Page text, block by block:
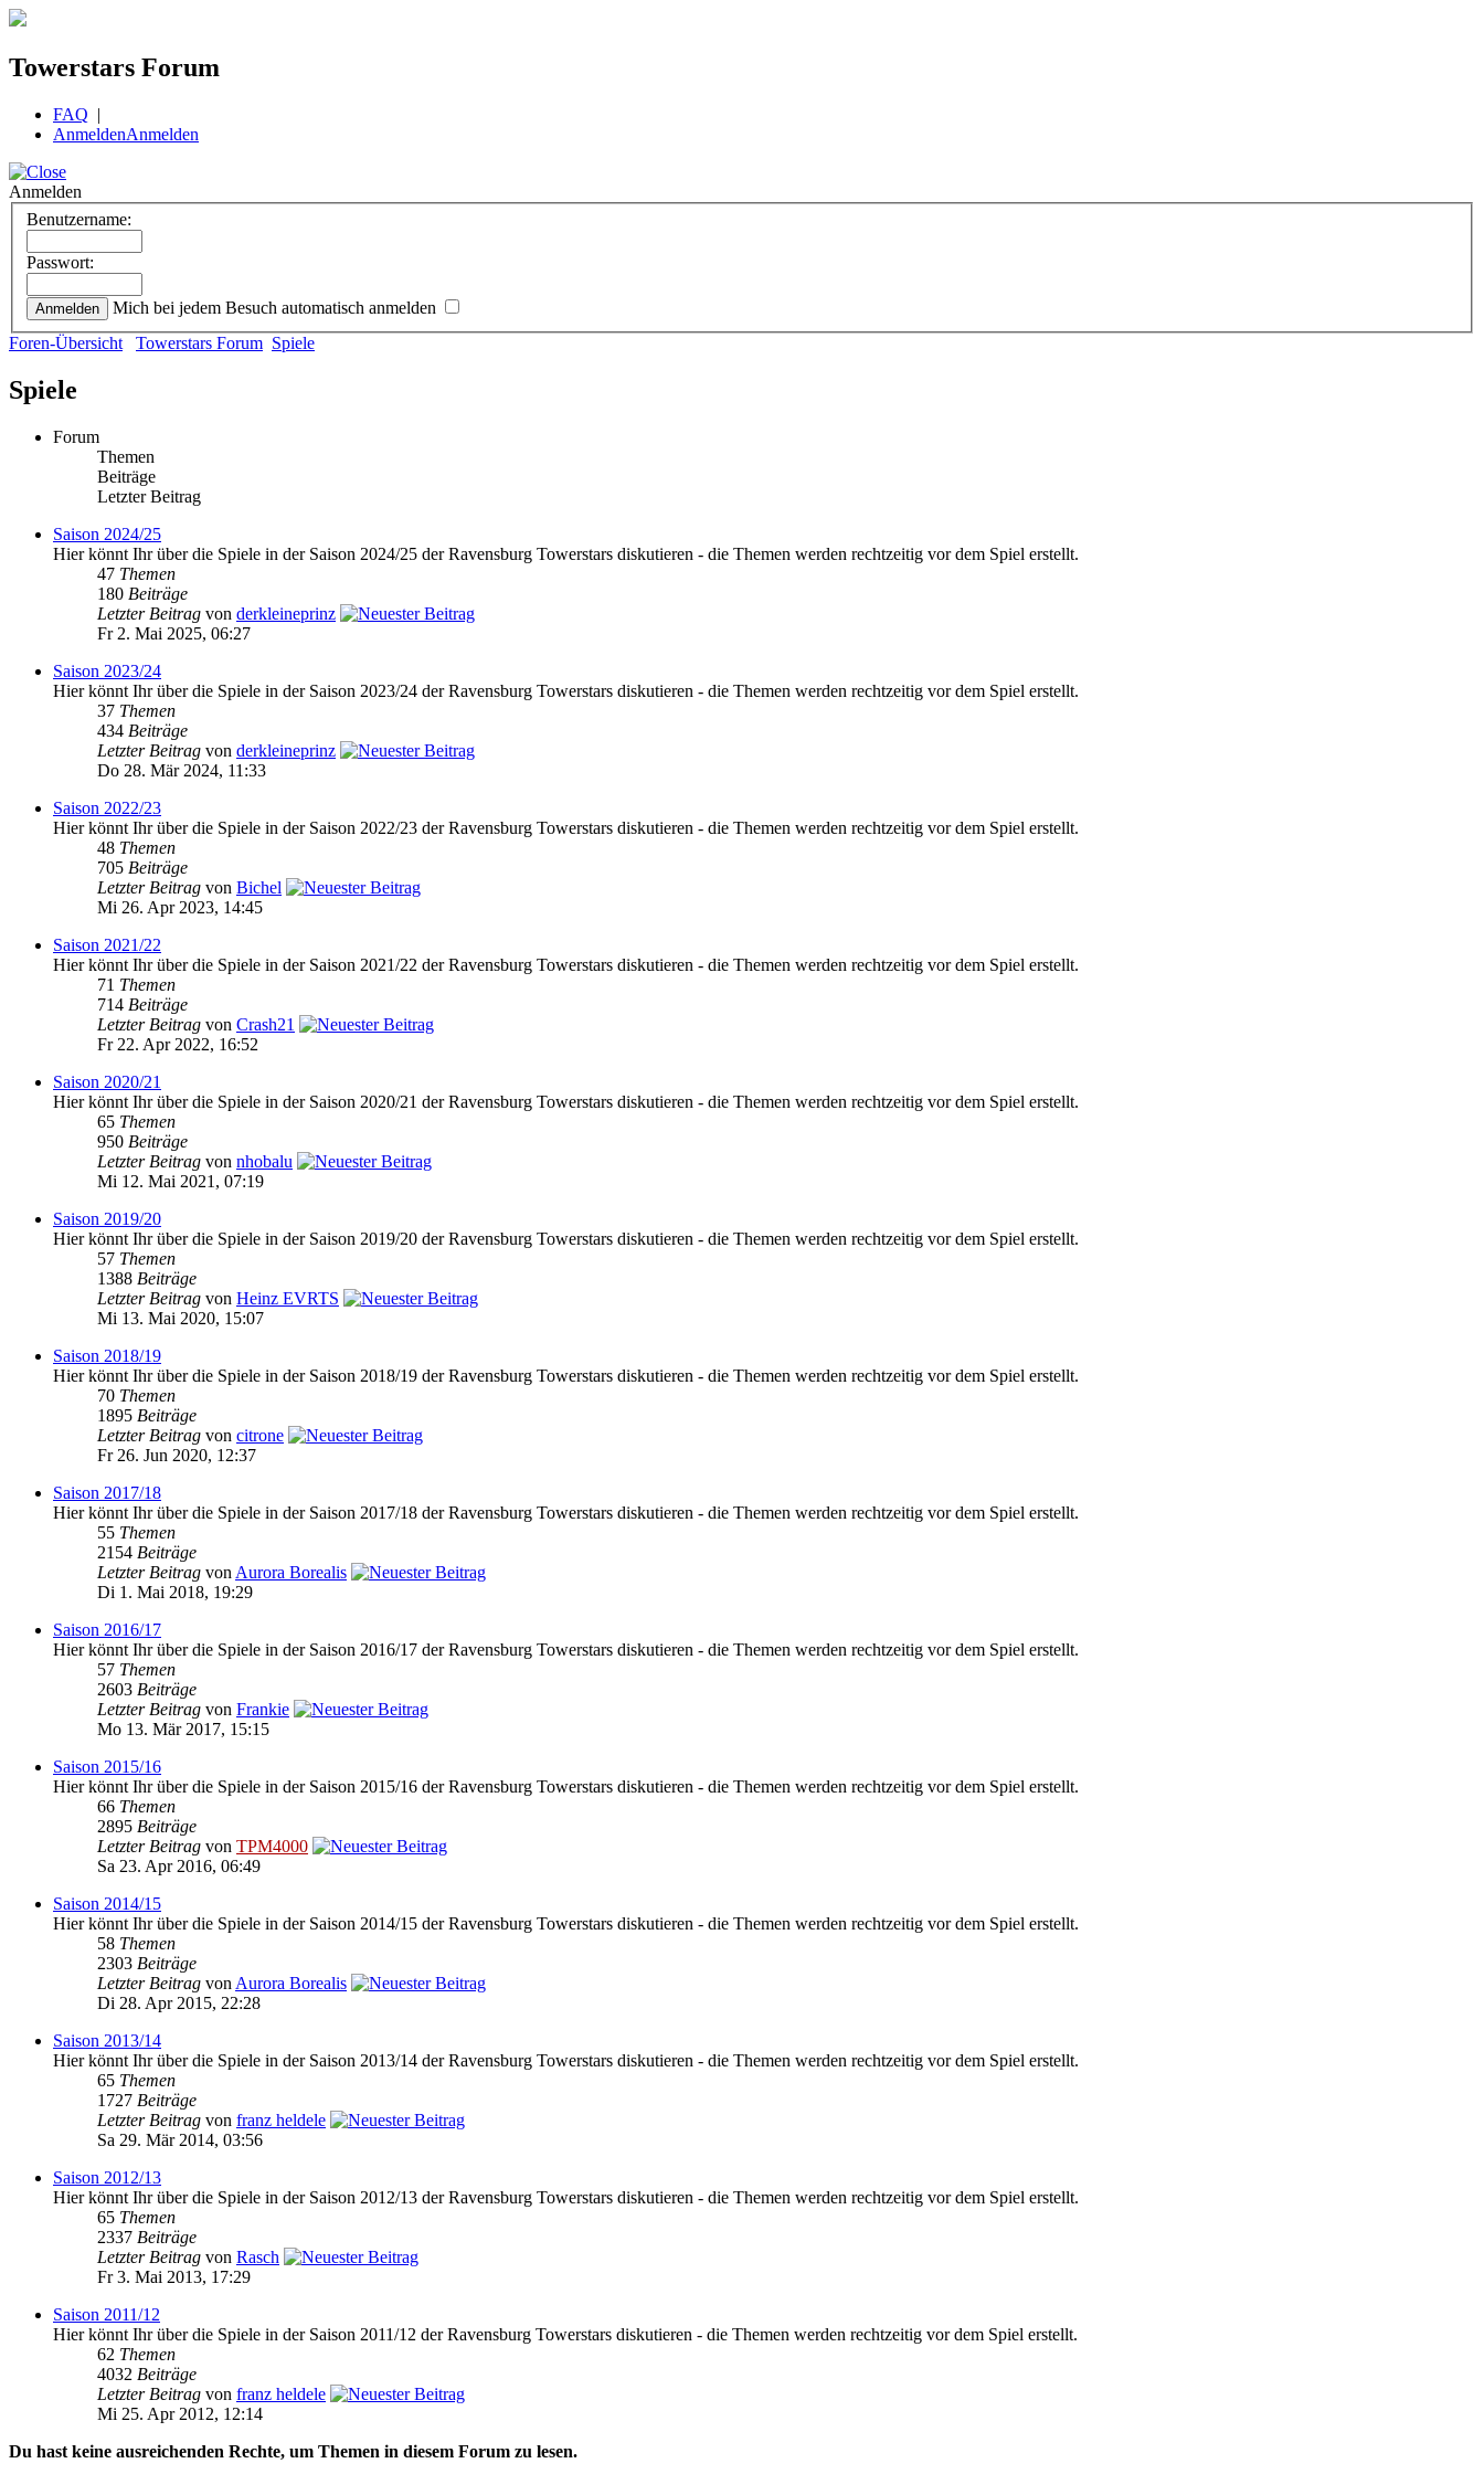
Towerstars Forum
FAQ |
AnmeldenAnmelden
Anmelden
Benutzername:
Passwort:
Mich bei jedem Besuch automatisch anmelden
Foren-Übersicht
Towerstars Forum Spiele
Spiele
Forum
Themen
Beiträge
Letzter Beitrag
Saison 2024/25
Hier könnt Ihr über die Spiele in der Saison 2024/25 der Ravensburg Towerstars diskutieren - die Themen werden rechtzeitig vor dem Spiel erstellt.
47 Themen
180 Beiträge
Letzter Beitrag von derkleineprinz
Fr 2. Mai 2025, 06:27
Saison 2023/24
Hier könnt Ihr über die Spiele in der Saison 2023/24 der Ravensburg Towerstars diskutieren - die Themen werden rechtzeitig vor dem Spiel erstellt.
37 Themen
434 Beiträge
Letzter Beitrag von derkleineprinz
Do 28. Mär 2024, 11:33
Saison 2022/23
Hier könnt Ihr über die Spiele in der Saison 2022/23 der Ravensburg Towerstars diskutieren - die Themen werden rechtzeitig vor dem Spiel erstellt.
48 Themen
705 Beiträge
Letzter Beitrag von Bichel
Mi 26. Apr 2023, 14:45
Saison 2021/22
Hier könnt Ihr über die Spiele in der Saison 2021/22 der Ravensburg Towerstars diskutieren - die Themen werden rechtzeitig vor dem Spiel erstellt.
71 Themen
714 Beiträge
Letzter Beitrag von Crash21
Fr 22. Apr 2022, 16:52
Saison 2020/21
Hier könnt Ihr über die Spiele in der Saison 2020/21 der Ravensburg Towerstars diskutieren - die Themen werden rechtzeitig vor dem Spiel erstellt.
65 Themen
950 Beiträge
Letzter Beitrag von nhobalu
Mi 12. Mai 2021, 07:19
Saison 2019/20
Hier könnt Ihr über die Spiele in der Saison 2019/20 der Ravensburg Towerstars diskutieren - die Themen werden rechtzeitig vor dem Spiel erstellt.
57 Themen
1388 Beiträge
Letzter Beitrag von Heinz EVRTS
Mi 13. Mai 2020, 15:07
Saison 2018/19
Hier könnt Ihr über die Spiele in der Saison 2018/19 der Ravensburg Towerstars diskutieren - die Themen werden rechtzeitig vor dem Spiel erstellt.
70 Themen
1895 Beiträge
Letzter Beitrag von citrone
Fr 26. Jun 2020, 12:37
Saison 2017/18
Hier könnt Ihr über die Spiele in der Saison 2017/18 der Ravensburg Towerstars diskutieren - die Themen werden rechtzeitig vor dem Spiel erstellt.
55 Themen
2154 Beiträge
Letzter Beitrag von Aurora Borealis
Di 1. Mai 2018, 19:29
Saison 2016/17
Hier könnt Ihr über die Spiele in der Saison 2016/17 der Ravensburg Towerstars diskutieren - die Themen werden rechtzeitig vor dem Spiel erstellt.
57 Themen
2603 Beiträge
Letzter Beitrag von Frankie
Mo 13. Mär 2017, 15:15
Saison 2015/16
Hier könnt Ihr über die Spiele in der Saison 2015/16 der Ravensburg Towerstars diskutieren - die Themen werden rechtzeitig vor dem Spiel erstellt.
66 Themen
2895 Beiträge
Letzter Beitrag von TPM4000
Sa 23. Apr 2016, 06:49
Saison 2014/15
Hier könnt Ihr über die Spiele in der Saison 2014/15 der Ravensburg Towerstars diskutieren - die Themen werden rechtzeitig vor dem Spiel erstellt.
58 Themen
2303 Beiträge
Letzter Beitrag von Aurora Borealis
Di 28. Apr 2015, 22:28
Saison 2013/14
Hier könnt Ihr über die Spiele in der Saison 2013/14 der Ravensburg Towerstars diskutieren - die Themen werden rechtzeitig vor dem Spiel erstellt.
65 Themen
1727 Beiträge
Letzter Beitrag von franz heldele
Sa 29. Mär 2014, 03:56
Saison 2012/13
Hier könnt Ihr über die Spiele in der Saison 2012/13 der Ravensburg Towerstars diskutieren - die Themen werden rechtzeitig vor dem Spiel erstellt.
65 Themen
2337 Beiträge
Letzter Beitrag von Rasch
Fr 3. Mai 2013, 17:29
Saison 2011/12
Hier könnt Ihr über die Spiele in der Saison 2011/12 der Ravensburg Towerstars diskutieren - die Themen werden rechtzeitig vor dem Spiel erstellt.
62 Themen
4032 Beiträge
Letzter Beitrag von franz heldele
Mi 25. Apr 2012, 12:14
Du hast keine ausreichenden Rechte, um Themen in diesem Forum zu lesen.